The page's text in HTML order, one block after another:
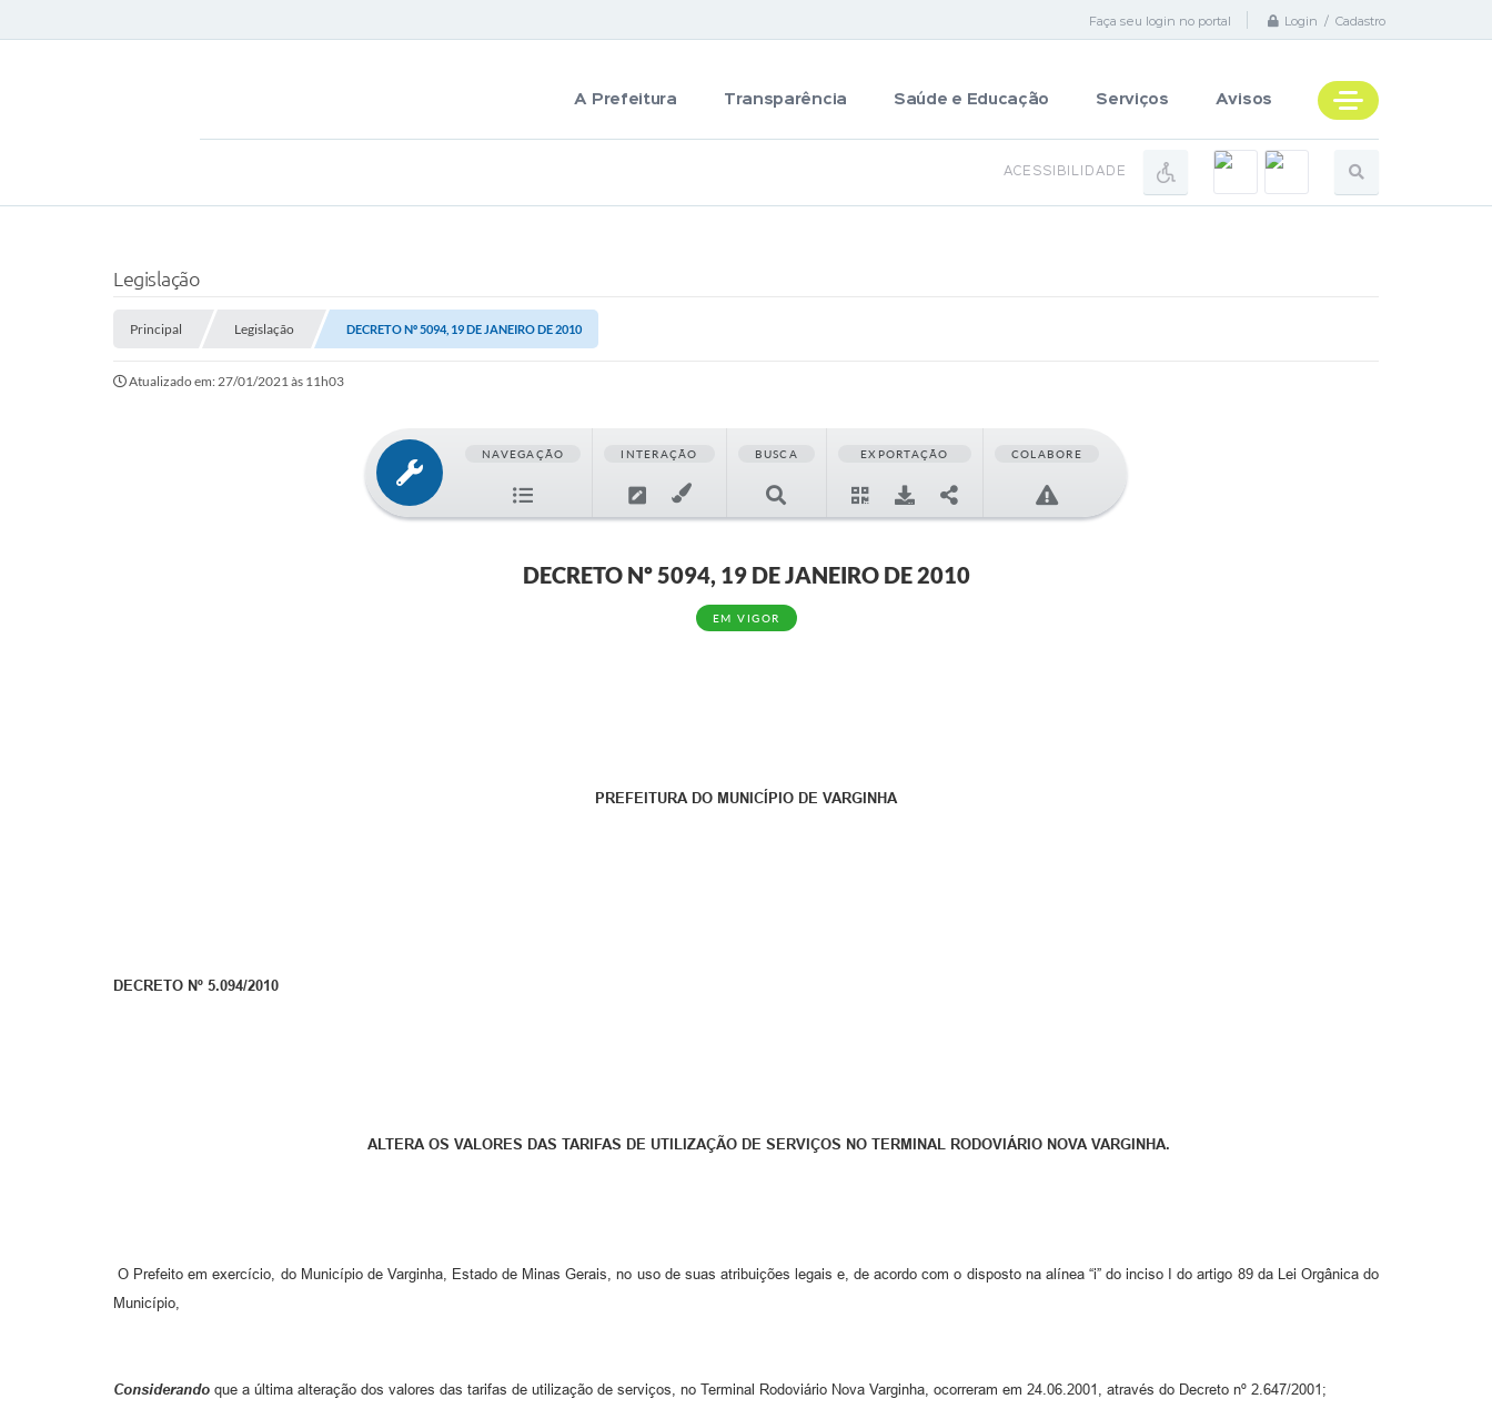
Faça seu login no portal Login / Cadastro
A Prefeitura Transparência Saúde e Educação Serviços Avisos
ACESSIBILIDADE
Legislação
Principal Legislação DECRETO Nº 5094, 19 DE JANEIRO DE 2010
Atualizado em: 27/01/2021 às 11h03
NAVEGAÇÃO INTERAÇÃO BUSCA EXPORTAÇÃO COLABORE
DECRETO Nº 5094, 19 DE JANEIRO DE 2010
EM VIGOR
PREFEITURA DO MUNICÍPIO DE VARGINHA
DECRETO Nº 5.094/2010
ALTERA OS VALORES DAS TARIFAS DE UTILIZAÇÃO DE SERVIÇOS NO TERMINAL RODOVIÁRIO NOVA VARGINHA.
O Prefeito em exercício, do Município de Varginha, Estado de Minas Gerais, no uso de suas atribuições legais e, de acordo com o disposto na alínea “i” do inciso I do artigo 89 da Lei Orgânica do
Município,
Considerando que a última alteração dos valores das tarifas de utilização de serviços, no Terminal Rodoviário Nova Varginha, ocorreram em 24.06.2001, através do Decreto nº 2.647/2001;